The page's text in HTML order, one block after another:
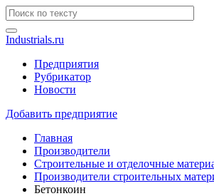
Industrials.ru
Предприятия
Рубрикатор
Новости
Добавить предприятие
Главная
Производители
Строительные и отделочные
Производители строительных
Бетонкоин